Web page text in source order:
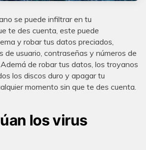
se puede infiltrar en tu
te des cuenta, este puede
y robar tus datos preciados,
de usuario, contraseñas y números de
de robar tus datos, los troyanos
los discos duro y apagar tu
momento sin que te des cuenta.
los virus